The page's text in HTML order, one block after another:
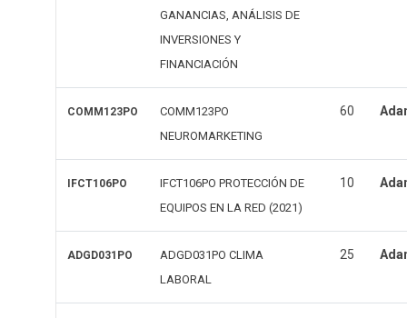
GANANCIAS, ANÁLISIS DE
INVERSIONES Y
FINANCIACIÓN
COMM123PO
COMM123PO
NEUROMARKETING
60
IFCT106PO
IFCT106PO PROTECCIÓN DE
EQUIPOS EN LA RED (2021)
10
ADGD031PO
ADGD031PO CLIMA
LABORAL
25